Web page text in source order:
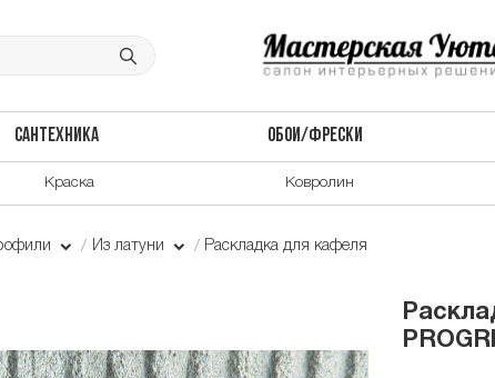
САНТЕХНИКА ОБОИ/ФРЕСКИ
Краска Ковролин
Из латуни Раскладка для кафеля